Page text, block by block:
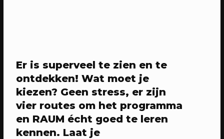
20/04/2023
Er is superveel te zien en te
ontdekken! Wat moet je
kiezen? Geen stress, er zijn
vier routes om het programma
en RAUM écht goed te leren
kennen. Laat je